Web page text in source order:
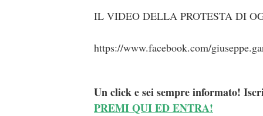
IL VIDEO DELLA PROTESTA DI
https://www.facebook.com/
Un click e sei sempre informato!
PREMI QUI ED ENTRA!